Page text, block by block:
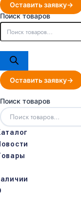
Оставить заявку
Поиск товаров
Оставить заявку
Поиск товаров